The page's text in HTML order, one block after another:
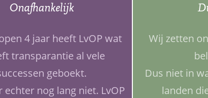
Onafhankelijk
4 jaar heeft LvOP wat
transparantie al vele
geboekt.
echter nog lang niet. LvOP
Wij zetten
Dus niet in
landen